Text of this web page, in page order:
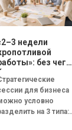
недели
без чего
нет
для бизнеса
условно
на 3 типа: